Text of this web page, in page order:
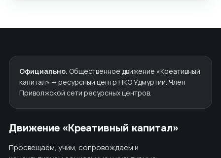
Официально. Общественное движение «Креативный
капитал» — ресурсный центр НКО Удмуртии. Член
Приволжской сети ресурсных центров.
Движение «Креативный капитал»
Просвещаем, учим, сопровождаем и